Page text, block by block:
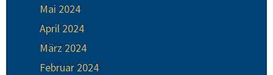
Mai 2024
April 2024
März 2024
Februar 2024